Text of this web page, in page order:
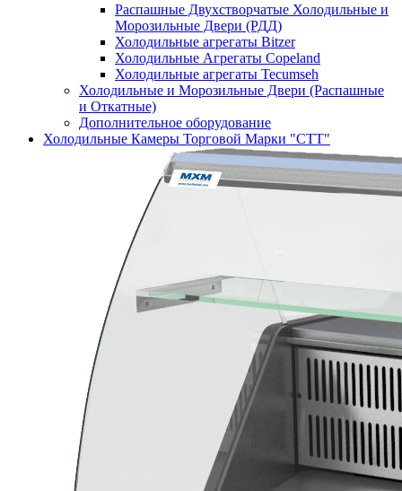
Распашные Двухстворчатые Холодильные и
Морозильные Двери (РДД)
Холодильные агрегаты Bitzer
Холодильные Агрегаты Copeland
Холодильные агрегаты Tecumseh
Холодильные и Морозильные Двери (Распашные
и Откатные)
Дополнительное оборудование
Холодильные Камеры Торговой Марки "СТТ"